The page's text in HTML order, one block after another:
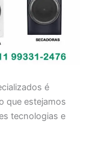
é
que estejamos
tecnologias e